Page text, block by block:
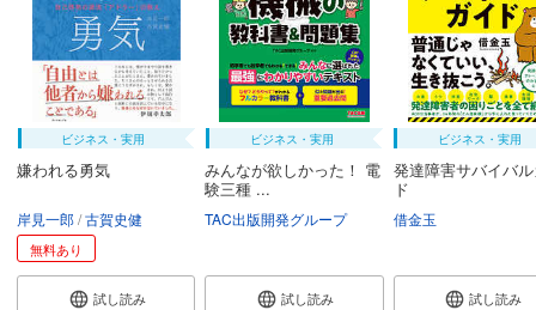
ビジネス・実用
嫌われる勇気
岸見一郎 古賀史健
無料あり
試し読み
ビジネス・実用
みんなが欲しかった！ 電
験三種 ...
TAC出版開発グループ
試し読み
ビジネス・実用
発達障害サバイバ
ド
借金玉
試し読み